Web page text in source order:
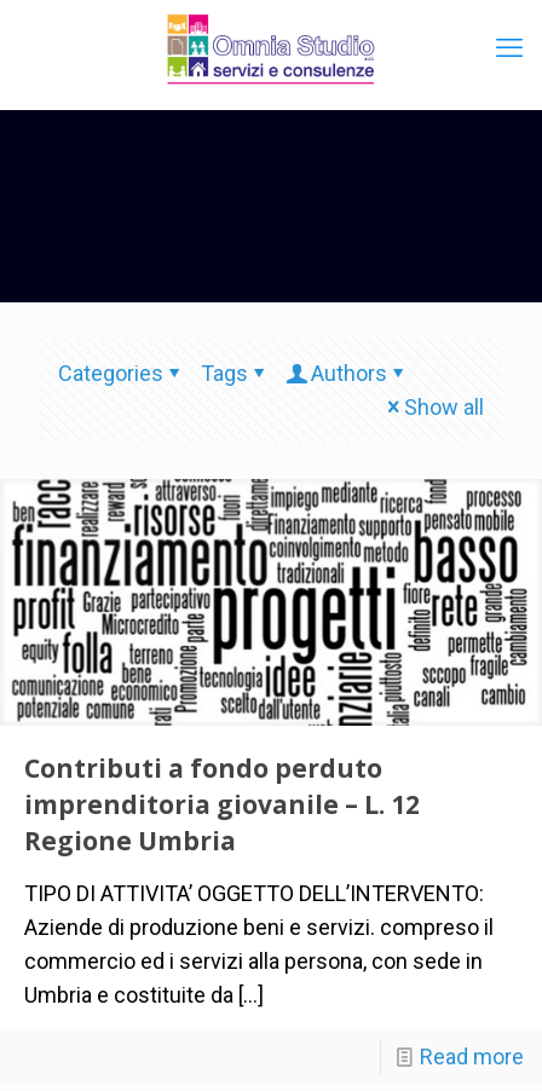
Categories Tags
Authors
Show all
Contributi a fondo perduto
imprenditoria giovanile – L. 12
Regione Umbria
TIPO DI ATTIVITA’ OGGETTO DELL’INTERVENTO:
Aziende di produzione beni e servizi. compreso il
commercio ed i servizi alla persona, con sede in
Umbria e costituite da […]
Read more